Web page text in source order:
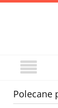
Polecane